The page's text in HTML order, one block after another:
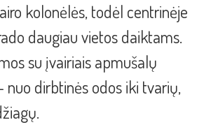
kolonėlės, todėl centrinėje
daugiau vietos daiktams.
su įvairiais apmušalų
nuo dirbtinės odos iki tvarių,